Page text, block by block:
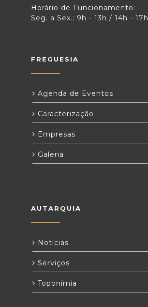
Horário de Funcionamento:
Seg. a Sex.: 9h - 13h / 14h - 17h
FREGUESIA
Agenda de Eventos
Caracterização
Empresas
Galeria
AUTARQUIA
Notícias
Serviços
Toponímia